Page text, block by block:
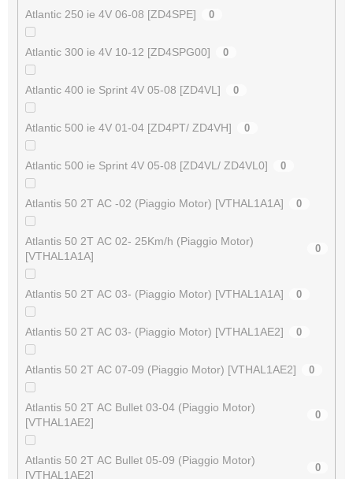
Atlantic 250 ie 4V 06-08 [ZD4SPE] 0
Atlantic 300 ie 4V 10-12 [ZD4SPG00] 0
Atlantic 400 ie Sprint 4V 05-08 [ZD4VL] 0
Atlantic 500 ie 4V 01-04 [ZD4PT/ ZD4VH] 0
Atlantic 500 ie Sprint 4V 05-08 [ZD4VL/ ZD4VL0] 0
Atlantis 50 2T AC -02 (Piaggio Motor) [VTHAL1A1A] 0
Atlantis 50 2T AC 02- 25Km/h (Piaggio Motor)
[VTHAL1A1A]
0
Atlantis 50 2T AC 03- (Piaggio Motor) [VTHAL1A1A] 0
Atlantis 50 2T AC 03- (Piaggio Motor) [VTHAL1AE2] 0
Atlantis 50 2T AC 07-09 (Piaggio Motor) [VTHAL1AE2] 0
Atlantis 50 2T AC Bullet 03-04 (Piaggio Motor)
[VTHAL1AE2]
0
Atlantis 50 2T AC Bullet 05-09 (Piaggio Motor)
[VTHAL1AE2]
0